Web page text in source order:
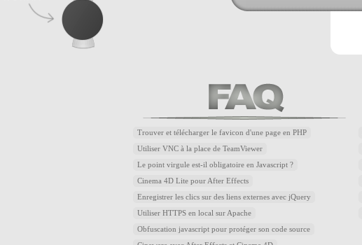
Trouver et télécharger le favicon d'une page en PHP
Utiliser VNC à la place de TeamViewer
Le point virgule est-il obligatoire en Javascript ?
Cinema 4D Lite pour After Effects
Enregistrer les clics sur des liens externes avec jQuery
Utiliser HTTPS en local sur Apache
Obfuscation javascript pour protéger son code source